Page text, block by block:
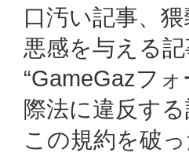
口汚い記事、
悪感を与える
“GameGazフ
際法に違反す
この規約を破